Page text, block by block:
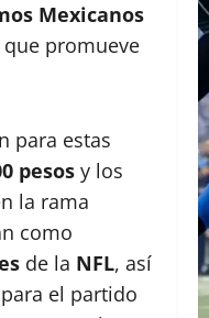
Mexicanos
promueve
para estas
pesos y los
la rama
como
de la NFL, así
el partido